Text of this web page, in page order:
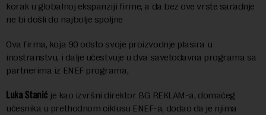
korak u globalnoj ekspanziji firme, a da bez ove vrste saradnje
ne bi došli do najbolje spoljne
Ova firma, koja 90 odsto svoje proizvodnje plasira u
inostranstvu, i dalje učestvuje u dva savetodavna programa sa
partnerima iz ENEF programa,
Luka Stanić je kao izvršni direktor BG REKLAM-a, domaćeg
učesnika u prethodnom ciklusu ENEF-a, dodao da je njima